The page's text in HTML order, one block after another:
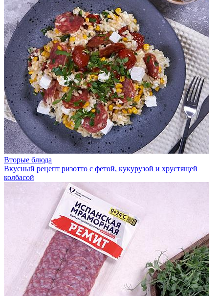
Вторые блюда
Вкусный рецепт ризотто с фетой, кукурузой и хрустящей
колбасой